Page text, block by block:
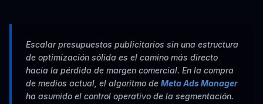
Escalar presupuestos publicitarios sin una estructura
de optimización sólida es el camino más directo
hacia la pérdida de margen comercial. En la compra
de medios actual, el algoritmo de Meta Ads Manager
ha asumido el control operativo de la segmentación.